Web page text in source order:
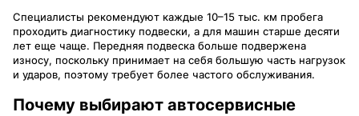
Специалисты рекомендуют каждые 10–15 тыс. км пробега
проходить диагностику подвески, а для машин старше десяти
лет еще чаще. Передняя подвеска больше подвержена
износу, поскольку принимает на себя большую часть нагрузок
и ударов, поэтому требует более частого обслуживания.
Почему выбирают автосервисные